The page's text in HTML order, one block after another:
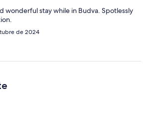
wonderful stay while in Budva. Spotlessly
de 2024